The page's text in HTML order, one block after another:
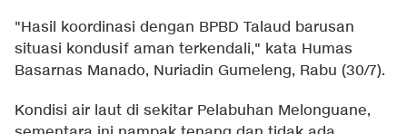
"Hasil koordinasi dengan BPBD Talaud barusan
situasi kondusif aman terkendali," kata Humas
Basarnas Manado, Nuriadin Gumeleng, Rabu (30/7).
Kondisi air laut di sekitar Pelabuhan Melonguane,